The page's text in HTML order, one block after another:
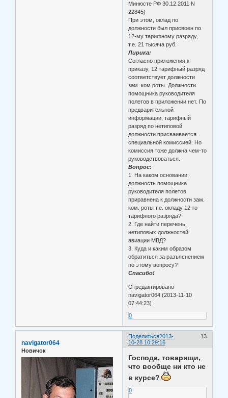
Минюсте РФ 30.12.2011 N
22845)
При этом, оклад по
должности был присвоен по
12-му тарифному разряду,
т.е. 21 тысяча руб.
Лирика:
Согласно приложения к
приказу, 12 тарифный разряд
соответствует должности
зам. ком роты. Должности
помощника руководителя
полетов в приложении нет. По
предварительной
информации, тарифный
разряд по нетиповой
должности присваивается
специальной комиссией. Но
комиссия тоже должна чем-то
руководствоваться.
Вопрос:
1. На каком основании,
должность помощника
руководителя полетов
приравнена к должности зам.
ком. роты т.е. окладу 12-го
тарифного разряда?
2. Где найти перечень
нетиповых должностей
авиации МВД?
3. Куда и каким образом
обратиться за разъяснением
по этому вопросу?
Спасибо!
Отредактировано
navigator064 (2013-11-10
07:44:23)
0
Поделиться 13
2013-
10-28 10:29:16
navigator064
Новичок
Господа, товарищи,
что вообще ни кто не
в курсе?
0